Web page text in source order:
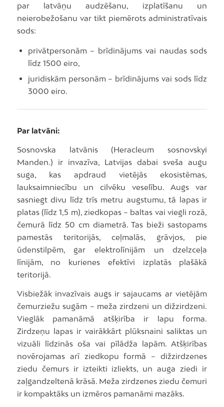
par latvāņu audzēšanu, izplatīšanu un
neierobežošanu var tikt piemērots administratīvais
sods:
privātpersonām – brīdinājums vai naudas sods
līdz 1500 eiro,
juridiskām personām – brīdinājums vai sods līdz
3000 eiro.
Par latvāni:
Sosnovska latvānis (Heracleum sosnovskyi
Manden.) ir invazīva, Latvijas dabai sveša augu
suga, kas apdraud vietējās ekosistēmas,
lauksaimniecību un cilvēku veselību. Augs var
sasniegt divu līdz trīs metru augstumu, tā lapas ir
platas (līdz 1,5 m), ziedkopas – baltas vai viegli rozā,
čemurā līdz 50 cm diametrā. Tas bieži sastopams
pamestās teritorijās, ceļmalās, grāvjos, pie
ūdenstilpēm, gar elektrolīnijām un dzelzceļa
līnijām, no kurienes efektīvi izplatās plašākā
teritorijā.
Visbiežāk invazīvais augs ir sajaucams ar vietējām
čemurziežu sugām – meža zirdzeni un dižzirdzeni.
Vieglāk pamanāmā atšķirība ir lapu forma.
Zirdzeņu lapas ir vairākkārt plūksnaini saliktas un
vizuāli līdzinās oša vai pīlādža lapām. Atšķirības
novērojamas arī ziedkopu formā – dižzirdzenes
ziedu čemurs ir izteikti izliekts, un auga ziedi ir
zaļgandzeltenā krāsā. Meža zirdzenes ziedu čemuri
ir kompaktāks un izmēros pamanāmi mazāks.